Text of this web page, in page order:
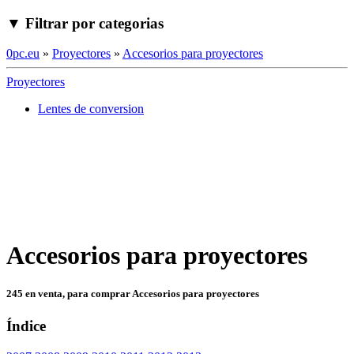
▼ Filtrar por categorias
0pc.eu » Proyectores » Accesorios para proyectores
Proyectores
Lentes de conversion
Accesorios para proyectores
245 en venta, para comprar Accesorios para proyectores
Índice